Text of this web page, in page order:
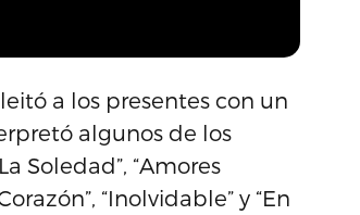
a los presentes con un
algunos de los
Soledad”, “Amores
“Inolvidable” y “En